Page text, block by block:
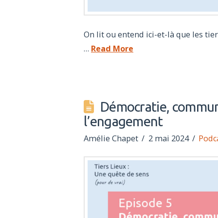
On lit ou entend ici-et-là que les
… Read More
Démocratie,
l’engagement
Amélie Chapet 2 mai 2024